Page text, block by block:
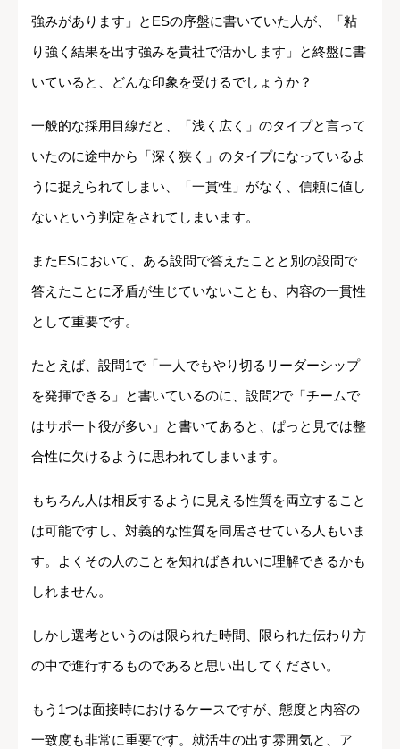
強みがあります」とESの序盤に書いていた人が、「粘
り強く結果を出す強みを貴社で活かします」と終盤に書
いていると、どんな印象を受けるでしょうか？
一般的な採用目線だと、「浅く広く」のタイプと言って
いたのに途中から「深く狭く」のタイプになっているよ
うに捉えられてしまい、「一貫性」がなく、信頼に値し
ないという判定をされてしまいます。
またESにおいて、ある設問で答えたことと別の設問で
答えたことに矛盾が生じていないことも、内容の一貫性
として重要です。
たとえば、設問1で「一人でもやり切るリーダーシップ
を発揮できる」と書いているのに、設問2で「チームで
はサポート役が多い」と書いてあると、ぱっと見では整
合性に欠けるように思われてしまいます。
もちろん人は相反するように見える性質を両立すること
は可能ですし、対義的な性質を同居させている人もいま
す。よくその人のことを知ればきれいに理解できるかも
しれません。
しかし選考というのは限られた時間、限られた伝わり方
の中で進行するものであると思い出してください。
もう1つは面接時におけるケースですが、態度と内容の
一致度も非常に重要です。就活生の出す雰囲気と、ア